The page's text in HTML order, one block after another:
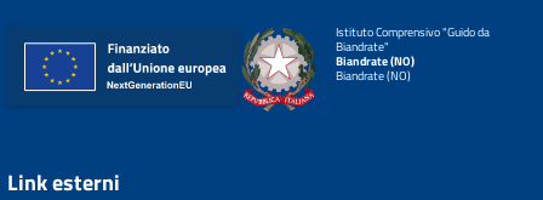
Istituto Comprensivo "Guido da
Biandrate"
Biandrate (NO)
Biandrate (NO)
Link esterni